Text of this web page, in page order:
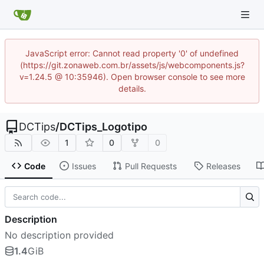
JavaScript error: Cannot read property '0' of undefined
(https://git.zonaweb.com.br/assets/js/webcomponents.js?
v=1.24.5 @ 10:35946). Open browser console to see more
details.
DCTips/DCTips_Logotipo
1 0 0
Code Issues Pull Requests Releases
Description
No description provided
1.4GiB